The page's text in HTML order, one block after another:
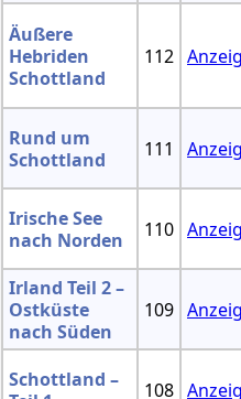
Äußere
Hebriden
Schottland
112
Rund um
Schottland
111
Irische See
nach Norden
110
Irland Teil 2 –
Ostküste
nach Süden
109
Schottland –
108